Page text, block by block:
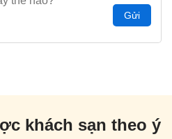
Gửi
khách sạn theo ý